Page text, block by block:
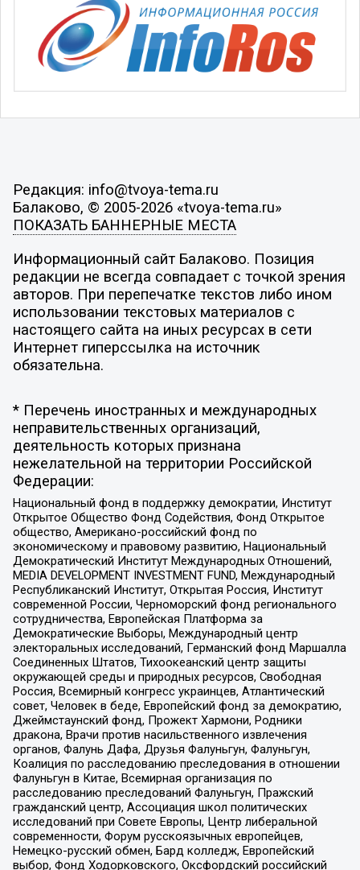
Редакция: info@tvoya-tema.ru
Балаково, © 2005-2026 «tvoya-tema.ru»
ПОКАЗАТЬ БАННЕРНЫЕ МЕСТА
Информационный сайт Балаково. Позиция
редакции не всегда совпадает с точкой зрения
авторов. При перепечатке текстов либо ином
использовании текстовых материалов с
настоящего сайта на иных ресурсах в сети
Интернет гиперссылка на источник
обязательна.
* Перечень иностранных и международных
неправительственных организаций,
деятельность которых признана
нежелательной на территории Российской
Федерации:
Национальный фонд в поддержку демократии, Институт
Открытое Общество Фонд Содействия, Фонд Открытое
общество, Американо-российский фонд по
экономическому и правовому развитию, Национальный
Демократический Институт Международных Отношений,
MEDIA DEVELOPMENT INVESTMENT FUND, Международный
Республиканский Институт, Открытая Россия, Институт
современной России, Черноморский фонд регионального
сотрудничества, Европейская Платформа за
Демократические Выборы, Международный центр
электоральных исследований, Германский фонд Маршалла
Соединенных Штатов, Тихоокеанский центр защиты
окружающей среды и природных ресурсов, Свободная
Россия, Всемирный конгресс украинцев, Атлантический
совет, Человек в беде, Европейский фонд за демократию,
Джеймстаунский фонд, Прожект Хармони, Родники
дракона, Врачи против насильственного извлечения
органов, Фалунь Дафа, Друзья Фалуньгун, Фалуньгун,
Коалиция по расследованию преследования в отношении
Фалуньгун в Китае, Всемирная организация по
расследованию преследований Фалуньгун, Пражский
гражданский центр, Ассоциация школ политических
исследований при Совете Европы, Центр либеральной
современности, Форум русскоязычных европейцев,
Немецко-русский обмен, Бард колледж, Европейский
выбор, Фонд Ходорковского, Оксфордский российский